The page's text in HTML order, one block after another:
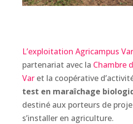
L’exploitation Agricampus Var
partenariat avec la Chambre
Varet la coopérative
test en maraîchage
destiné aux porteurs de
s’installer en agriculture.